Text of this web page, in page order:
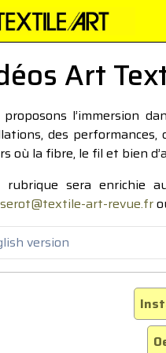
Art
proposons l’immersion
des
où la fibre, le fil et bien
rubrique sera enrichie
art-revue.fr
version